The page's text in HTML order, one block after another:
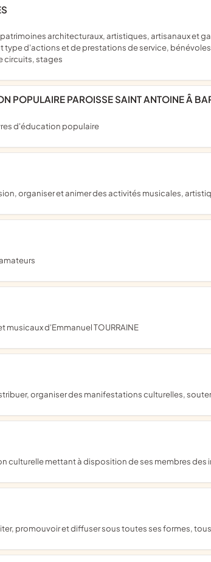
type d'actions et de prestations de service,
circuits, stages
POPULAIRE PAROISSE SAINT ANTOINE Â
d'éducation populaire
organiser et animer des activités musicales,
musicaux d'Emmanuel TOURRAINE
organiser des manifestations culturelles,
culturelle mettant à disposition de ses membres
promouvoir et diffuser sous toutes ses formes,